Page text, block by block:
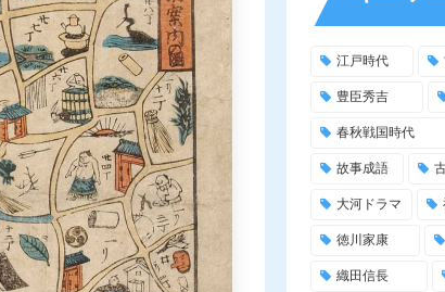
江戸時代
豊臣秀吉
春秋戦国時代
故事成語
大河ドラマ
徳川家康
織田信長